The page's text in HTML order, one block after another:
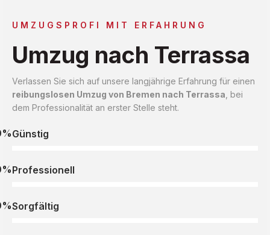
UMZUGSPROFI MIT ERFAHRUNG
Umzug nach Terrassa
Verlassen Sie sich auf unsere langjährige Erfahrung für einen
reibungslosen Umzug von Bremen nach Terrassa , bei
dem Professionalität an erster Stelle steht.
Günstig
Professionell
Sorgfältig